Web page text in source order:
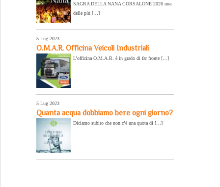
SAGRA DELLA NANA CORSALONE 2026 una
delle più […]
5 Lug 2023
O.M.A.R. Officina Veicoli Industriali
L’officina O.M.A.R. è in grado di far fronte […]
5 Lug 2023
Quanta acqua dobbiamo bere ogni giorno?
Diciamo subito che non c’è una quota di […]